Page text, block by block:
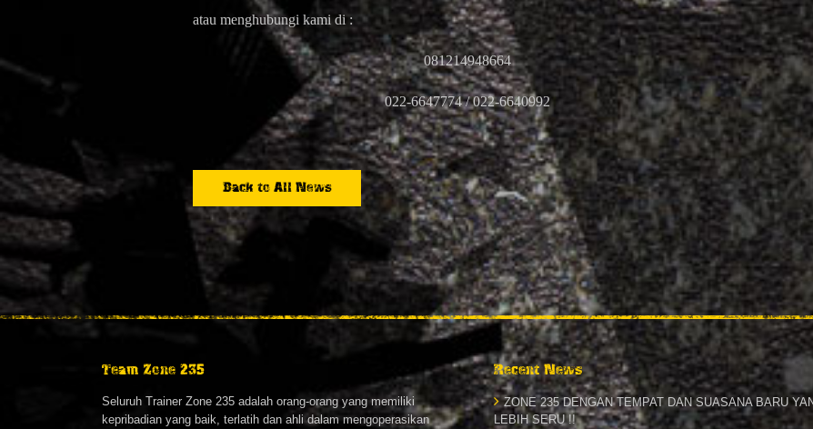
atau menghubungi kami di :
081214948664
022-6647774 / 022-6640992
Back to All News
Team Zone 235
Seluruh Trainer Zone 235 adalah orang-orang yang memiliki
kepribadian yang baik, terlatih dan ahli dalam mengoperasikan
Recent News
ZONE 235 DENGAN TEMPAT DAN SUASANA BARU
LEBIH SERU !!